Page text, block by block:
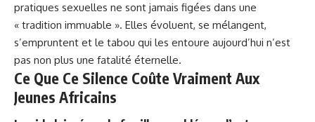
pratiques sexuelles ne sont jamais figées dans une
« tradition immuable ». Elles évoluent, se mélangent,
s’empruntent et le tabou qui les entoure aujourd’hui n’est
pas non plus une fatalité éternelle.
Ce Que Ce Silence Coûte Vraiment Aux
Jeunes Africains